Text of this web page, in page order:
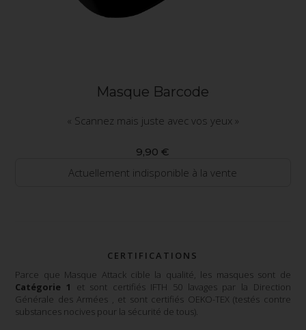
Masque Barcode
« Scannez mais juste avec vos yeux »
9,90 €
Actuellement indisponible à la vente
CERTIFICATIONS
Parce que Masque Attack cible la qualité, les masques sont de
Catégorie 1
et sont certifiés IFTH 50 lavages par la Direction
Générale des Armées , et sont certifiés OEKO-TEX (testés contre
substances nocives pour la sécurité de tous).